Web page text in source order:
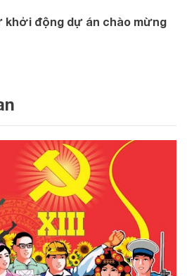
khởi động dự án chào mừng